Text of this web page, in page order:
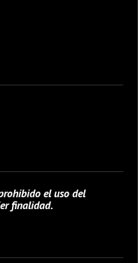
el uso del
finalidad.